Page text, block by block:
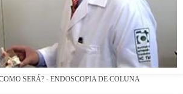
SERÁ? - ENDOSCOPIA DE COLUNA